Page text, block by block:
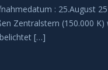
: 25.August
Zentralstern (150.000
[…]